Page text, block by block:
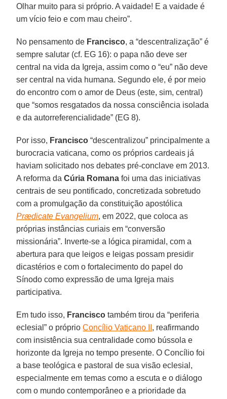
Olhar muito para si próprio. A vaidade! E a vaidade é
um vício feio e com mau cheiro”.
No pensamento de Francisco, a “descentralização” é
sempre salutar (cf. EG 16): o papa não deve ser
central na vida da Igreja, assim como o “eu” não deve
ser central na vida humana. Segundo ele, é por meio
do encontro com o amor de Deus (este, sim, central)
que “somos resgatados da nossa consciência isolada
e da autorreferencialidade” (EG 8).
Por isso, Francisco “descentralizou” principalmente a
burocracia vaticana, como os próprios cardeais já
haviam solicitado nos debates pré-conclave em 2013.
A reforma daCúria Romana foi uma das iniciativas
centrais de seu pontificado, concretizada sobretudo
com a promulgação da constituição apostólica
Prædicate Evangelium, em 2022, que coloca as
próprias instâncias curiais em “conversão
missionária”. Inverte-se a lógica piramidal, com a
abertura para que leigos e leigas possam presidir
dicastérios e com o fortalecimento do papel do
Sínodo como expressão de uma Igreja mais
participativa.
Em tudo isso, Francisco também tirou da “periferia
eclesial” o próprioConcílio Vaticano II , reafirmando
com insistência sua centralidade como bússola e
horizonte da Igreja no tempo presente. O Concílio foi
a base teológica e pastoral de sua visão eclesial,
especialmente em temas como a escuta e o diálogo
com o mundo contemporâneo e a prioridade da